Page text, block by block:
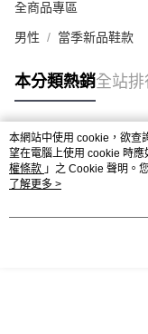
全商品專區
男性 當季新品鞋款
本分類熱銷全站排
熱門標籤
本網站中使用 cookie，欲查
望在電腦上使用 cookie 時
權條款 」之 Cookie 聲明。
用條款之 Cookie 聲明使用
了解更多 >